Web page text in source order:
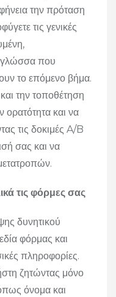
την πρόταση
τις γενικές
γλώσσα που
το επόμενο βήμα.
την τοποθέτηση
ορατότητα και να
τις δοκιμές A/B
σας και να
τις φόρμες σας
δυνητικού
φόρμας και
πληροφορίες.
ζητώντας μόνο
όνομα και